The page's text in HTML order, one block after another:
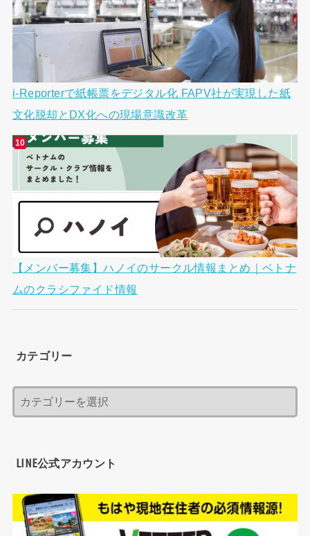
i-Reporterで紙帳票をデジタル化 FAPV社が実現した紙
文化脱却とDX化への現場意識改革
【メンバー募集】ハノイのサークル情報まとめ｜ベトナ
ムのクラシファイド情報
カテゴリー
LINE公式アカウント